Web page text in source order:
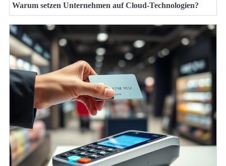
Warum setzen Unternehmen auf Cloud-Technologien?